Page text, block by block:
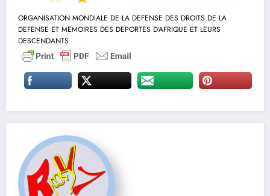
ORGANISATION MONDIALE DE LA DEFENSE DES DROITS DE LA
DEFENSE ET MEMOIRES DES DEPORTES D’AFRIQUE ET LEURS
DESCENDANTS